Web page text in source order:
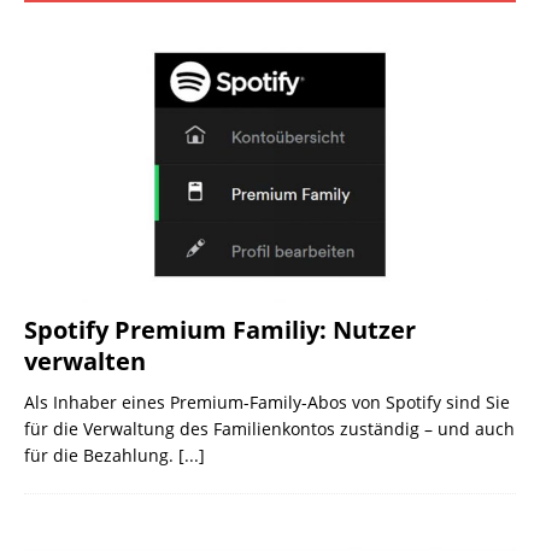
Spotify Premium Familiy: Nutzer
verwalten
Als Inhaber eines Premium-Family-Abos von Spotify sind Sie
für die Verwaltung des Familienkontos zuständig – und auch
für die Bezahlung. [...]